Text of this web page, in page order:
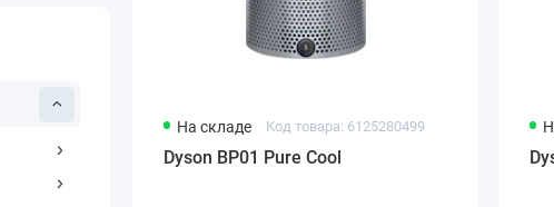
На складе Код товара: 6125280499
Dyson BP01 Pure Cool